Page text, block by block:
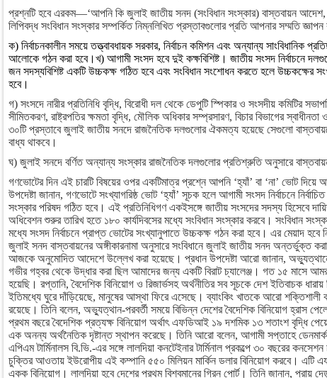
প্রশ্নটি হবে এরকম—‘আপনি কি জুলাই জাতীয় সনদ (সংবিধান সংস্কার) বাস্তবায়ন
লিপিবদ্ধ সংবিধান সংস্কার সম্পর্কিত নিম্নলিখিত প্রস্তাবগুলোর প্রতি আপনার সম্মতি
ক) নির্বাচনকালীন সময়ে তত্ত্বাবধায়ক সরকার, নির্বাচন কমিশন এবং অন্যান্য সাংবিধানিক
আলোকে গঠন করা হবে।খ) আগামী সংসদ হবে দুই কক্ষবিশিষ্ট। জাতীয় সংসদ নির্বাচনে
জন সদস্যবিশিষ্ট একটি উচ্চকক্ষ গঠিত হবে এবং সংবিধান সংশোধন করতে হলে উচ্চকক্ষের
হবে।
গ) সংসদে নারীর প্রতিনিধি বৃদ্ধি, বিরোধী দল থেকে ডেপুটি স্পিকার ও সংসদীয় কমিটির
সীমিতকরণ, রাষ্ট্রপতির ক্ষমতা বৃদ্ধি, মৌলিক অধিকার সম্প্রসারণ, বিচার বিভাগের স্বাধীনতা
৩০টি প্রস্তাবে জুলাই জাতীয় সনদে রাজনৈতিক দলগুলোর ঐকমত্য হয়েছে সেগুলো
বাধ্য থাকবে।
ঘ) জুলাই সনদে বর্ণিত অন্যান্য সংস্কার রাজনৈতিক দলগুলোর প্রতিশ্রুতি অনুসারে
গণভোটের দিন এই চারটি বিষয়ের ওপর একটিমাত্র প্রশ্নে আপনি ‘হ্যাঁ’ বা ‘না’ ভোট দিয়ে
উপদেষ্টা জানান, গণভোটে সংখ্যাগরিষ্ঠ ভোট ‘হ্যাঁ’ সূচক হলে আগামী সংসদ নির্বাচনে
সংস্কার পরিষদ গঠিত হবে। এই প্রতিনিধিগণ একইসঙ্গে জাতীয় সংসদের সদস্য হিসেবে
অধিবেশন শুরুর তারিখ হতে ১৮০ কার্যদিবসের মধ্যে সংবিধান সংস্কার করবে। সংবিধান
মধ্যে সংসদ নির্বাচনে প্রাপ্ত ভোটের সংখ্যানুপাতে উচ্চকক্ষ গঠন করা হবে। এর মেয়াদ হবে
জুলাই সনদ বাস্তবায়নের অঙ্গীকারনামা অনুসারে সংবিধানে জুলাই জাতীয় সনদ অন্তর্ভুক্ত
আজকে অনুমোদিত আদেশে উল্লেখ করা হয়েছে। প্রধান উপদেষ্টা আরো জানান,
গভীর গহ্বর থেকে উদ্ধার করা ছিল আমাদের জন্য একটি বিরাট চ্যালেঞ্জ। গত ১৫ মাসে
হয়েছি। রপ্তানি, বৈদেশিক বিনিয়োগ ও রিজার্ভসহ অর্থনীতির সব সূচকে দেশ ইতিবাচক
ইতিমধ্যে ঘুরে দাঁড়িয়েছে, মানুষের আস্থা ফিরে এসেছে। ব্যাংকিং খাতকে আরো শক্তিশালী
রয়েছে। তিনি বলেন, অভ্যুত্থান-পরবর্তী সময়ে বিভিন্ন দেশের বৈদেশিক বিনিয়োগ হ্রাস
প্রথম বছরে বৈদেশিক প্রত্যক্ষ বিনিয়োগ অর্থাৎ এফডিআই ১৯ দশমিক ১৩ শতাংশ বৃদ্ধি
এক অনন্য অর্থনৈতিক দৃষ্টান্ত স্থাপন করেছে। তিনি আরো বলেন, আগামী সপ্তাহে
এপিএম টার্মিনালস বি.ভি.-এর সঙ্গে লালদিয়া কনটেইনার টার্মিনাল প্রকল্পে ৩০ বছরের
চুক্তির আওতায় ইউরোপীয় এই কম্পানি ৫৫০ মিলিয়ন মার্কিন ডলার বিনিয়োগ করবে। এটি
একক বিনিয়োগ। লালদিয়া হবে দেশের প্রথম বিশ্বমানের গ্রিন পোর্ট। তিনি জানান, প্রায়